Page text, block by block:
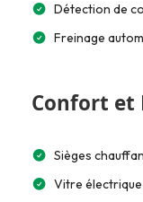
Détection de
Freinage
Confort et
Sièges
Vitre